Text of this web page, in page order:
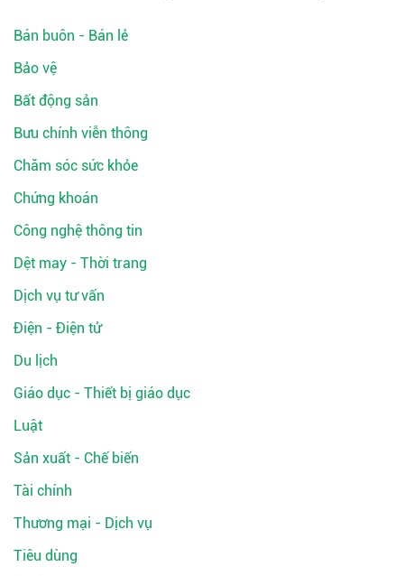
Bán buôn - Bán lẻ
Bảo vệ
Bất động sản
Bưu chính viễn thông
Chăm sóc sức khỏe
Chứng khoán
Công nghệ thông tin
Dệt may - Thời trang
Dịch vụ tư vấn
Điện - Điện tử
Du lịch
Giáo dục - Thiết bị giáo dục
Luật
Sản xuất - Chế biến
Tài chính
Thương mại - Dịch vụ
Tiêu dùng